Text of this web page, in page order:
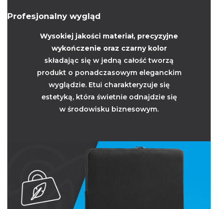
Profesjonalny wygląd
Wysokiej jakości materiał, precyzyjne
wykończenie oraz czarny kolor
składając się w jedną całość tworzą
produkt o ponadczasowym eleganckim
wyglądzie. Etui charakteryzuje się
estetyką, która świetnie odnajdzie się
w środowisku biznesowym.